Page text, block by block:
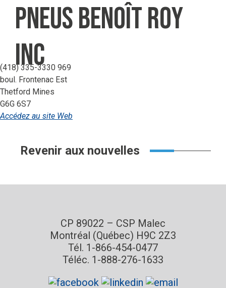
Pneus Benoît Roy
Inc
(418) 335-3330 969
boul. Frontenac Est
Thetford Mines
G6G 6S7
Accédez au site Web
Revenir aux nouvelles
CP 89022 – CSP Malec
Montréal (Québec) H9C 2Z3
Tél. 1-866-454-0477
Téléc. 1-888-276-1633